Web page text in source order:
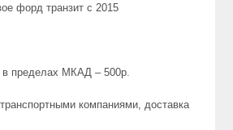
форд транзит с 2015
в пределах МКАД – 500р.
компаниями, доставка